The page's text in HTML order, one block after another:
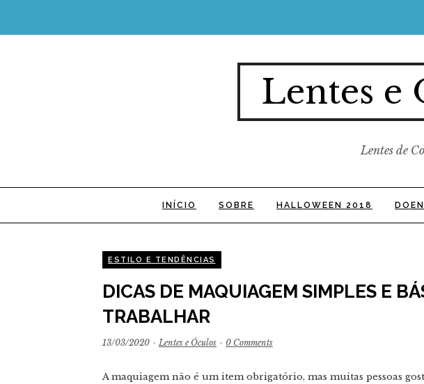
Lentes e
Lentes de
INÍCIO SOBRE HALLOWEEN 2018
ESTILO E TENDÊNCIAS
DICAS DE MAQUIAGEM SIMPLES E
TRABALHAR
13/03/2020 · Lentes e Óculos · 0 Comments
A maquiagem não é um item obrigatório, mas muitas pessoas